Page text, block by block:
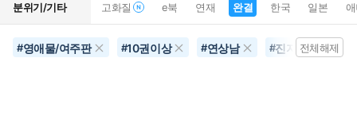
분위기/기타 고화질 e북 연재 완결 한국 일본
#영애물/여주판 #10권이상 #연상남 #진지함 #
전체해제